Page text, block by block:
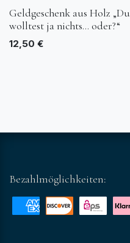
Geldgeschenk aus Holz „Du
wolltest ja nichts… oder?“
12,50 €
Bezahlmöglichkeiten: